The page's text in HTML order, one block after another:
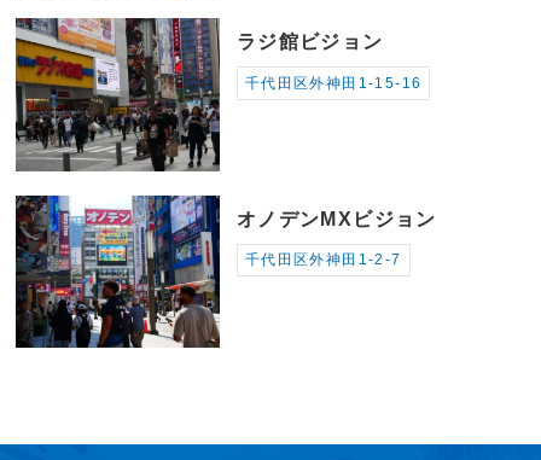
ラジ館ビジョン
千代田区外神田1-15-16
オノデンMXビジョン
千代田区外神田1-2-7